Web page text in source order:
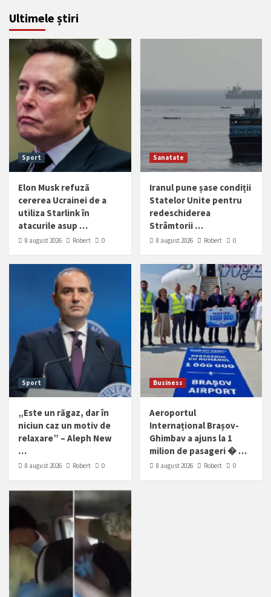
Ultimele știri
Sport
Elon Musk refuză
cererea Ucrainei de a
utiliza Starlink în
atacurile asup …
8 august 2026 Robert 0
Sanatate
Iranul pune șase condiții
Statelor Unite pentru
redeschiderea
Strâmtorii …
8 august 2026 Robert 0
Sport
„Este un răgaz, dar în
niciun caz un motiv de
relaxare” – Aleph New
…
8 august 2026 Robert 0
Business
Aeroportul
Internațional Brașov-
Ghimbav a ajuns la 1
milion de pasageri � …
8 august 2026 Robert 0